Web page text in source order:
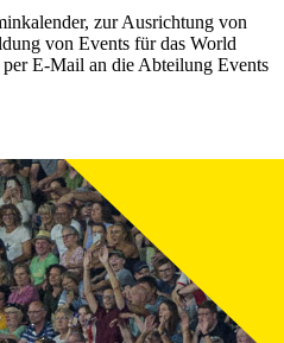
zur Ausrichtung von
von Events für das World
E-Mail an die Abteilung Events